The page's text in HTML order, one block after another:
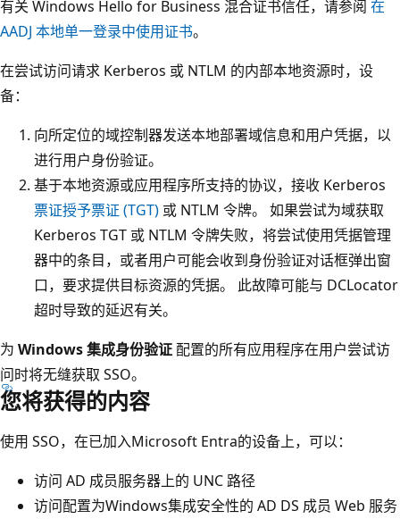
有关 Windows Hello for Business 混合证书信任，请参阅 在
AADJ 本地单一登录中使用证书。
在尝试访问请求 Kerberos 或 NTLM 的内部本地资源时，设
备：
向所定位的域控制器发送本地部署域信息和用户凭据，以
进行用户身份验证。
基于本地资源或应用程序所支持的协议，接收 Kerberos
票证授予票证 (TGT) 或 NTLM 令牌。 如果尝试为域获取
Kerberos TGT 或 NTLM 令牌失败，将尝试使用凭据管理
器中的条目，或者用户可能会收到身份验证对话框弹出窗
口，要求提供目标资源的凭据。 此故障可能与 DCLocator
超时导致的延迟有关。
为 Windows 集成身份验证 配置的所有应用程序在用户尝试访
问时将无缝获取 SSO。
您将获得的内容
使用 SSO，在已加入Microsoft Entra的设备上，可以：
访问 AD 成员服务器上的 UNC 路径
访问配置为Windows集成安全性的 AD DS 成员 Web 服务